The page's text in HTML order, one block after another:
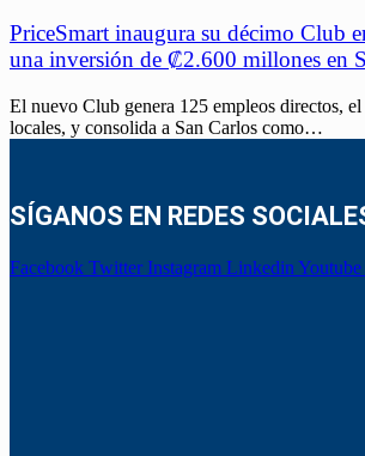
PriceSmart inaugura su décimo Club
una inversión de ₡2.600 millones en
El nuevo Club genera 125 empleos directos, el
locales, y consolida a San Carlos como…
SÍGANOS EN REDES
Facebook Twitter Instagram Linkedin Youtube